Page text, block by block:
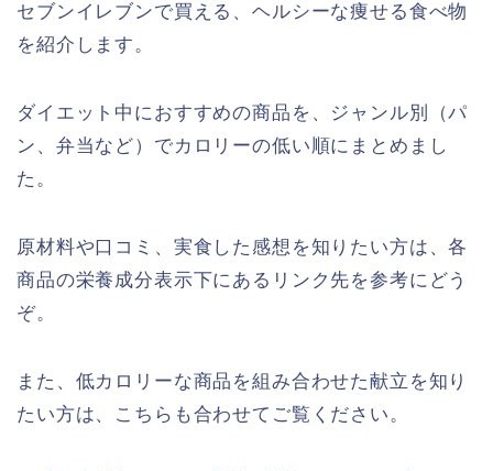
セブンイレブンで買える、ヘルシーな痩せる食べ物
を紹介します。
ダイエット中におすすめの商品を、ジャンル別（パ
ン、弁当など）でカロリーの低い順にまとめまし
た。
原材料や口コミ、実食した感想を知りたい方は、各
商品の栄養成分表示下にあるリンク先を参考にどう
ぞ。
また、低カロリーな商品を組み合わせた献立を知り
たい方は、こちらも合わせてご覧ください。